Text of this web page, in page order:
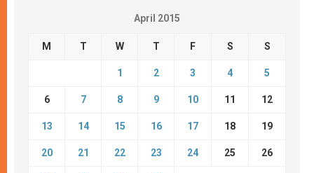
April 2015
M T W T F S S
1 2 3 4 5
6 7 8 9 10 11 12
13 14 15 16 17 18 19
20 21 22 23 24 25 26